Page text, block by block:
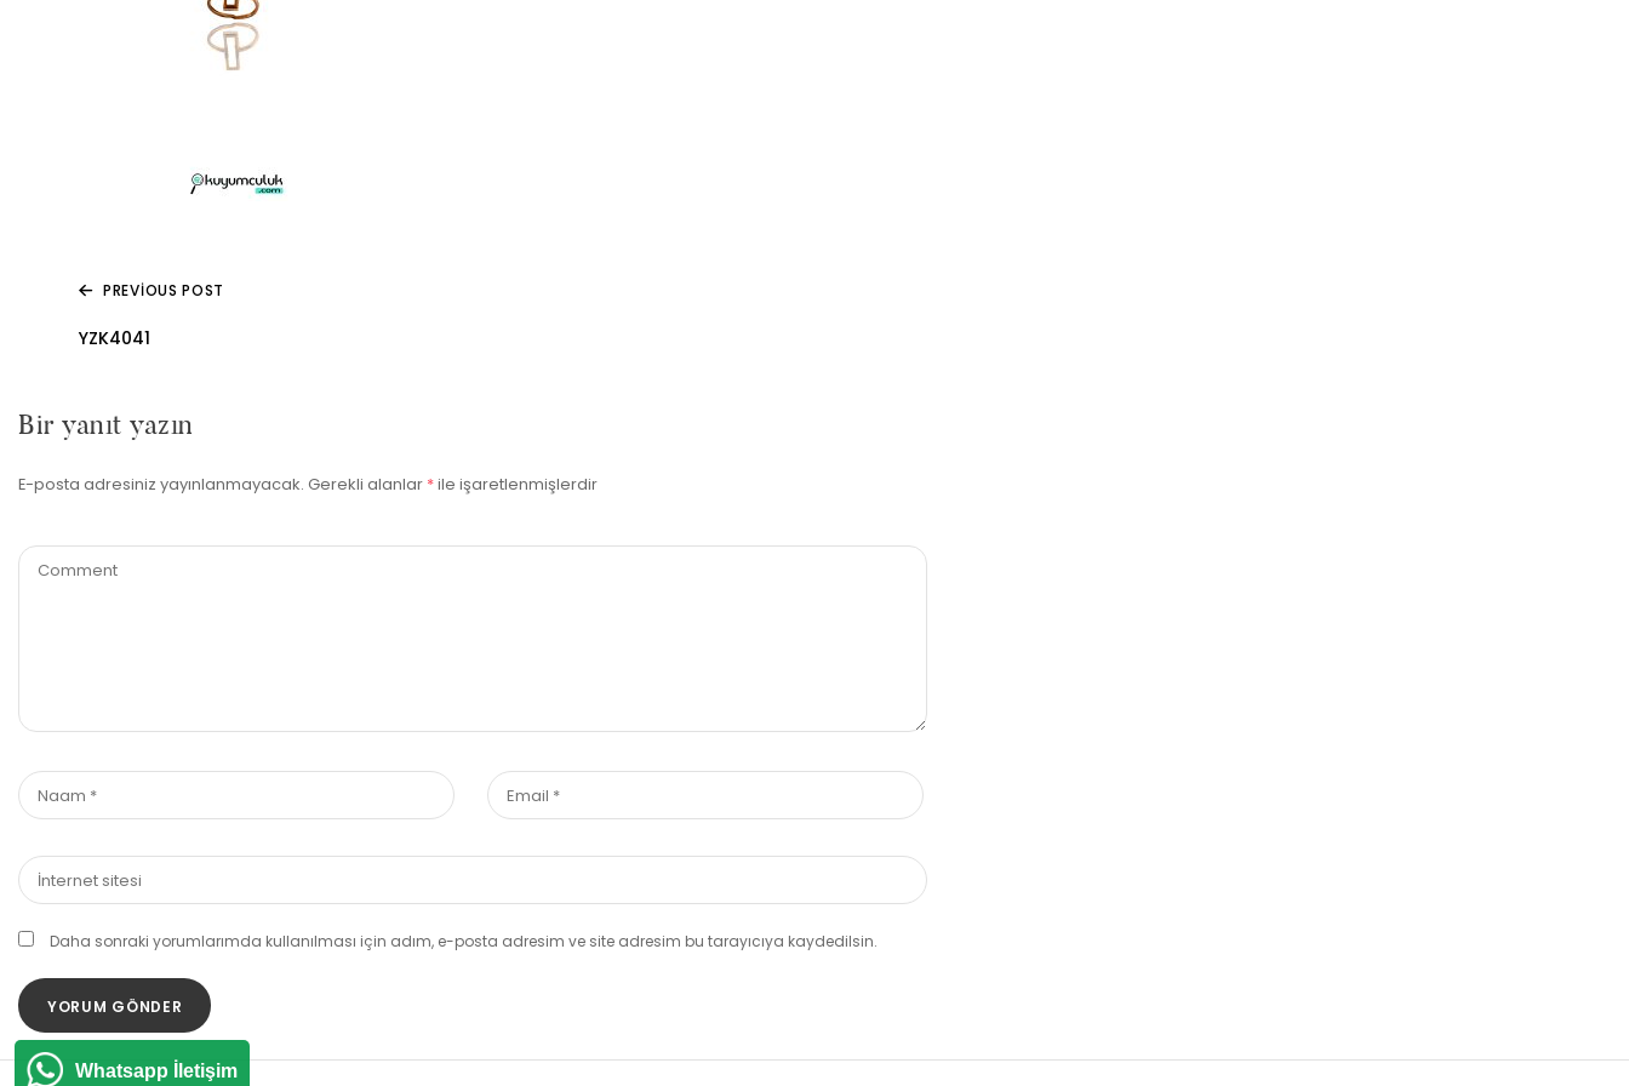
PREVIOUS POST
YZK4041
Bir yanıt yazın
E-posta adresiniz yayınlanmayacak. Gerekli alanlar *ile işaretlenmişlerdir
Daha sonraki yorumlarımda kullanılması için adım, e-posta adresim ve site adresim bu tarayıcıya kaydedilsin.
Whatsapp İletişim